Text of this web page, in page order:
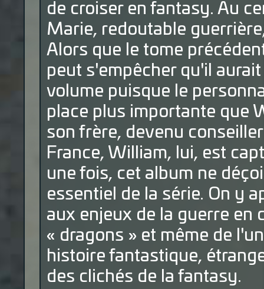
de croiser en fantasy. Au
Marie, redoutable
Alors que le tome
peut s'empêcher qu'il
volume puisque le
place plus importante que
son frère, devenu
France, William, lui, est
une fois, cet album ne
essentiel de la série. On y
aux enjeux de la guerre en
« dragons » et même de
histoire fantastique,
des clichés de la fantasy.